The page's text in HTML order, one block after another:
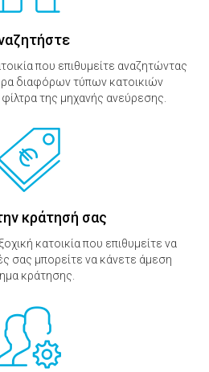
που επιθυμείτε αναζητώντας
διαφόρων τύπων κατοικιών
της μηχανής ανεύρεσης.
κράτησή σας
κατοικία που επιθυμείτε να
σας μπορείτε να κάνετε άμεση
κράτησης.